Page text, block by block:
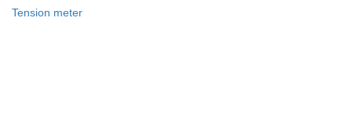
Tension meter